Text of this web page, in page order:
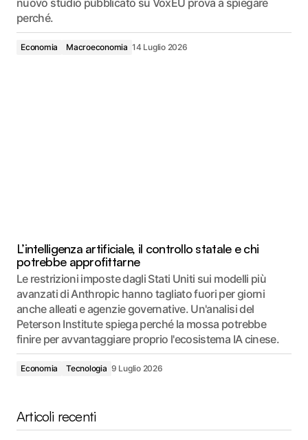
perché.
Economia Macroeconomia 14 Luglio 2026
L’intelligenza artificiale, il controllo statale e chi
potrebbe approfittarne
Le restrizioni imposte dagli Stati Uniti sui modelli più
avanzati di Anthropic hanno tagliato fuori per giorni
anche alleati e agenzie governative. Un'analisi del
Peterson Institute spiega perché la mossa potrebbe
finire per avvantaggiare proprio l'ecosistema IA cinese.
Economia Tecnologia 9 Luglio 2026
Articoli recenti